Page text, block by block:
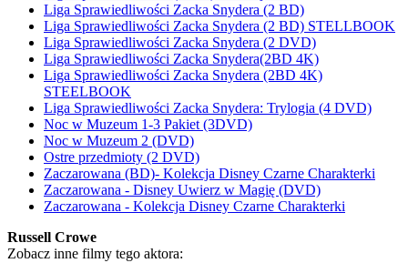
Liga Sprawiedliwości Zacka Snydera (2 BD)
Liga Sprawiedliwości Zacka Snydera (2 BD) STELLBOOK
Liga Sprawiedliwości Zacka Snydera (2 DVD)
Liga Sprawiedliwości Zacka Snydera(2BD 4K)
Liga Sprawiedliwości Zacka Snydera (2BD 4K)
STEELBOOK
Liga Sprawiedliwości Zacka Snydera: Trylogia (4 DVD)
Noc w Muzeum 1-3 Pakiet (3DVD)
Noc w Muzeum 2 (DVD)
Ostre przedmioty (2 DVD)
Zaczarowana (BD)- Kolekcja Disney Czarne Charakterki
Zaczarowana - Disney Uwierz w Magię (DVD)
Zaczarowana - Kolekcja Disney Czarne Charakterki
Russell Crowe
Zobacz inne filmy tego aktora: